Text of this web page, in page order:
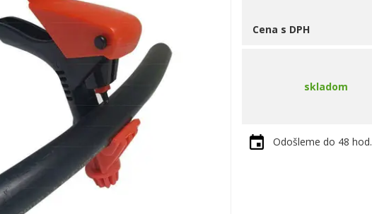
Cena s DPH
skladom
Odošleme do 48 hod.